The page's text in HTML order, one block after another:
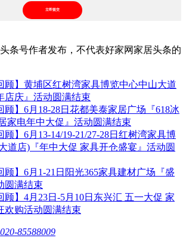
立即提交
条号作者发布，不代表好家网家居头条的
顾】黄埔区红树湾家具博览中心中山大道
店庆』活动圆满结束
顾】6月18-28日花都美泰家居广场『618冰
家电年中大促』活动圆满结束
顾】6月13-14/19-21/27-28日红树湾家具博
道店)『年中大促 家具开仓盛宴』活动圆
顾】6月1-21日阳光365家具建材广场『盛
圆满结束
顾】4月23日-5月10日东兴汇 五一大促 家
欢购活动圆满结束
020-85588009